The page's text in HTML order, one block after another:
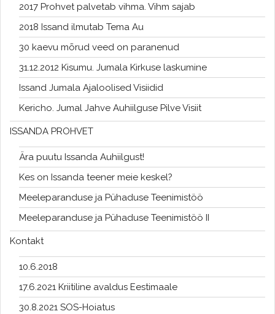
2017 Prohvet palvetab vihma. Vihm sajab
2018 Issand ilmutab Tema Au
30 kaevu mõrud veed on paranenud
31.12.2012 Kisumu. Jumala Kirkuse laskumine
Issand Jumala Ajaloolised Visiidid
Kericho. Jumal Jahve Auhiilguse Pilve Visiit
ISSANDA PROHVET
Ära puutu Issanda Auhiilgust!
Kes on Issanda teener meie keskel?
Meeleparanduse ja Pühaduse Teenimistöö
Meeleparanduse ja Pühaduse Teenimistöö II
Kontakt
10.6.2018
17.6.2021 Kriitiline avaldus Eestimaale
30.8.2021 SOS-Hoiatus